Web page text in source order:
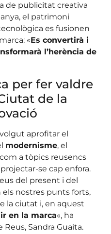
de publicitat creativa
el patrimoni
es fusionen
«Es convertirà i
l’herència de
per fer valdre
de la
volgut aprofitar el
modernisme, el
a tòpics reusencs
se cap enfora.
del present i del
els nostres punts forts,
la ciutat i, en aquest
en la marca«, ha
Reus, Sandra Guaita.